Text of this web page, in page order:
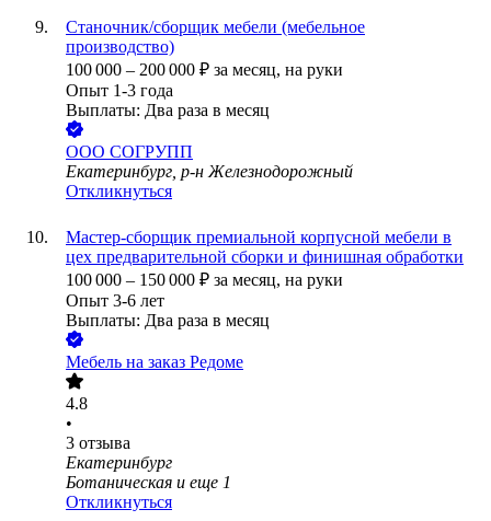
Станочник/сборщик мебели (мебельное
производство)
100 000 – 200 000 ₽ за месяц, на руки
Опыт 1-3 года
Выплаты: Два раза в месяц
ООО СОГРУПП
Екатеринбург, р-н Железнодорожный
Откликнуться
Мастер-сборщик премиальной корпусной мебели в
цех предварительной сборки и финишная обработки
100 000 – 150 000 ₽ за месяц, на руки
Опыт 3-6 лет
Выплаты: Два раза в месяц
Мебель на заказ Редоме
4.8
•
3 отзыва
Екатеринбург
Ботаническая и еще 1
Откликнуться